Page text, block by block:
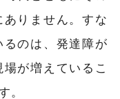
りません。すな
のは、発達障が
が増えているこ
。